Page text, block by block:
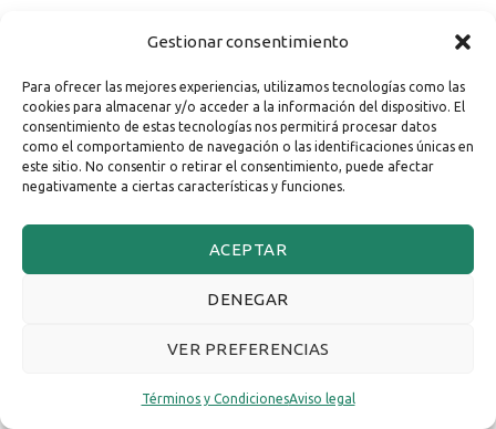
Gestionar consentimiento
Para ofrecer las mejores experiencias, utilizamos tecnologías como las
cookies para almacenar y/o acceder a la información del dispositivo. El
consentimiento de estas tecnologías nos permitirá procesar datos
como el comportamiento de navegación o las identificaciones únicas en
este sitio. No consentir o retirar el consentimiento, puede afectar
negativamente a ciertas características y funciones.
ACEPTAR
DENEGAR
VER PREFERENCIAS
Términos y CondicionesAviso legal